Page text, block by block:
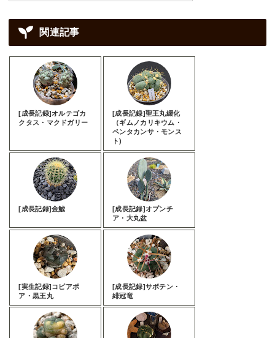
関連記事
[成長記録]オルテゴカ
クタス・マクドガリー
[成長記録]聖王丸綴化
（ギムノカリキウム・
ペンタカンサ・モンス
ト)
[成長記録]金鯱
[成長記録]オプンチ
ア・大丸盆
[実生記録]コピアポ
ア・黒王丸
[成長記録]サボテン・
緋冠竜